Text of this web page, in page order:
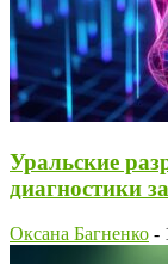
Уральские
диагностики
Оксана Багненко -